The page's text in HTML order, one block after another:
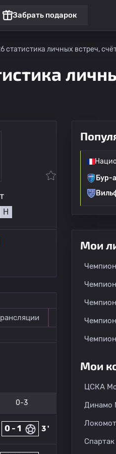
Забрать подарок
личных встреч,
Н
Прогноз
0-3
3 '
0 - 1
07.08
Бур-
Мои
Мои
ЦСКА
Динамо